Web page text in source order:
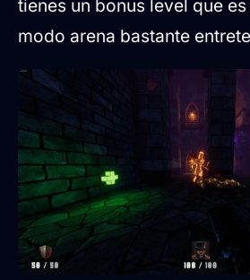
tienes un bonus level que
modo arena bastante